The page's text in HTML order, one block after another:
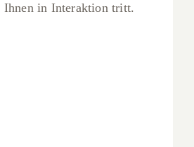
Ihnen in Interaktion tritt.